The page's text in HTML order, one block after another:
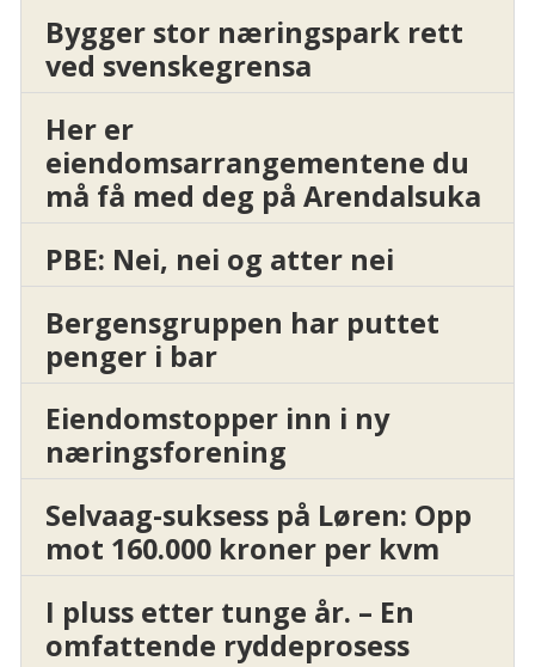
Bygger stor næringspark rett
ved svenskegrensa
Her er
eiendomsarrangementene du
må få med deg på Arendalsuka
PBE: Nei, nei og atter nei
Bergensgruppen har puttet
penger i bar
Eiendomstopper inn i ny
næringsforening
Selvaag-suksess på Løren: Opp
mot 160.000 kroner per kvm
I pluss etter tunge år. – En
omfattende ryddeprosess